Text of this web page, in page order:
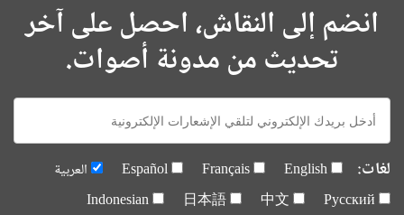
انضم إلى النقاش، احصل على آخر
تحديث من مدونة أصوات.
E-
mail:
لغات: English
Français
Español
العربية
Русский
中文
日本語
Indonesian